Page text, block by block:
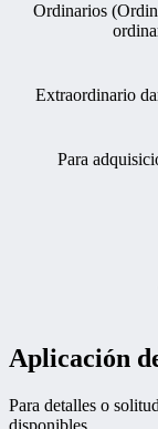
Ordinarios
Extraordinario
Para
Aplicación
Para detalles o
disponibles.